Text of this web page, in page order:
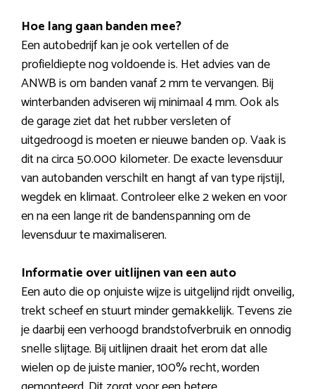
Hoe lang gaan banden mee?
Een autobedrijf kan je ook vertellen of de
profieldiepte nog voldoende is. Het advies van de
ANWB is om banden vanaf 2 mm te vervangen. Bij
winterbanden adviseren wij minimaal 4 mm. Ook als
de garage ziet dat het rubber versleten of
uitgedroogd is moeten er nieuwe banden op. Vaak is
dit na circa 50.000 kilometer. De exacte levensduur
van autobanden verschilt en hangt af van type rijstijl,
wegdek en klimaat. Controleer elke 2 weken en voor
en na een lange rit de bandenspanning om de
levensduur te maximaliseren.
Informatie over uitlijnen van een auto
Een auto die op onjuiste wijze is uitgelijnd rijdt onveilig,
trekt scheef en stuurt minder gemakkelijk. Tevens zie
je daarbij een verhoogd brandstofverbruik en onnodig
snelle slijtage. Bij uitlijnen draait het erom dat alle
wielen op de juiste manier, 100% recht, worden